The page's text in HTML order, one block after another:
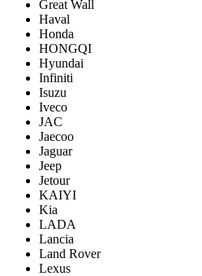
Great Wall
Haval
Honda
HONGQI
Hyundai
Infiniti
Isuzu
Iveco
JAC
Jaecoo
Jaguar
Jeep
Jetour
KAIYI
Kia
LADA
Lancia
Land Rover
Lexus